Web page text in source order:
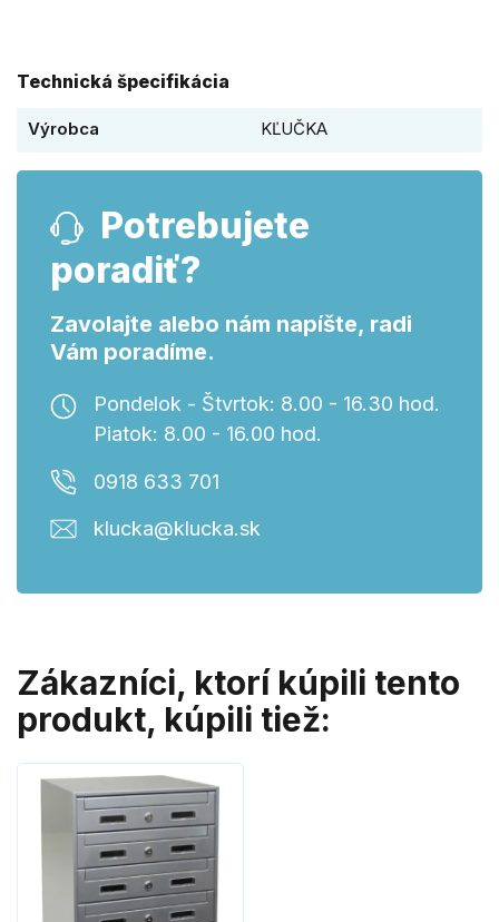
Technická špecifikácia
Výrobca KĽUČKA
Potrebujete
poradiť?
Zavolajte alebo nám napíšte, radi
Vám poradíme.
Pondelok - Štvrtok: 8.00 - 16.30 hod.
Piatok: 8.00 - 16.00 hod.
0918 633 701
klucka@klucka.sk
Zákazníci, ktorí kúpili tento
produkt, kúpili tiež: